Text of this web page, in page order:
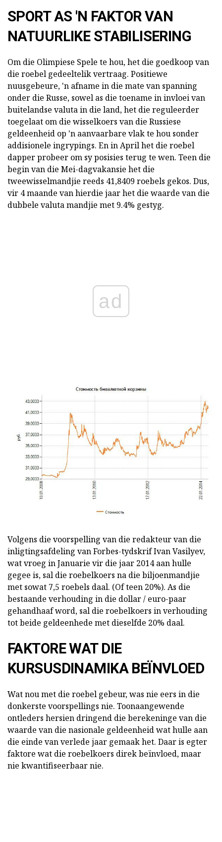
SPORT AS 'N FAKTOR VAN
NATUURLIKE STABILISERING
Om die Olimpiese Spele te hou, het die goedkoop van
die roebel gedeeltelik vertraag. Positiewe
nuusgebeure, 'n afname in die mate van spanning
onder die Russe, sowel as die toename in invloei van
buitelandse valuta in die land, het die reguleerder
toegelaat om die wisselkoers van die Russiese
geldeenheid op 'n aanvaarbare vlak te hou sonder
addisionele ingrypings. En in April het die roebel
dapper probeer om sy posisies terug te wen. Teen die
begin van die Mei-dagvakansie het die
tweewisselmandjie reeds 41,8409 roebels gekos. Dus,
vir 4 maande van hierdie jaar het die waarde van die
dubbele valuta mandjie met 9.4% gestyg.
ad
Volgens die voorspelling van die redakteur van die
inligtingsafdeling van Forbes-tydskrif Ivan Vasilyev,
wat vroeg in Januarie vir die jaar 2014 aan hulle
gegee is, sal die roebelkoers na die biljoenmandjie
met sowat 7,5 roebels daal. (Of teen 20%). As die
bestaande verhouding in die dollar / euro-paar
gehandhaaf word, sal die roebelkoers in verhouding
tot beide geldeenhede met dieselfde 20% daal.
FAKTORE WAT DIE
KURSUSDINAMIKA BEÏNVLOED
Wat nou met die roebel gebeur, was nie eers in die
donkerste voorspellings nie. Toonaangewende
ontleders hersien dringend die berekeninge van die
waarde van die nasionale geldeenheid wat hulle aan
die einde van verlede jaar gemaak het. Daar is egter
faktore wat die roebelkoers direk beïnvloed, maar
nie kwantifiseerbaar nie.